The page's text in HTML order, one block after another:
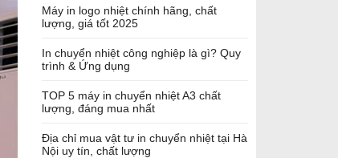
Máy in logo nhiệt chính hãng, chất
lượng, giá tốt 2025
In chuyển nhiệt công nghiệp là gì? Quy
trình & Ứng dụng
TOP 5 máy in chuyển nhiệt A3 chất
lượng, đáng mua nhất
Địa chỉ mua vật tư in chuyển nhiệt tại Hà
Nội uy tín, chất lượng